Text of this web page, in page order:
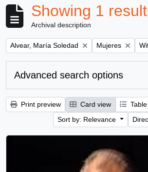
Showing 1
Archival description
Remove filter:
Alvear, María Soledad Remove filter:
Mujeres
Advanced search options
Print preview Card view
Sort by: Relevance